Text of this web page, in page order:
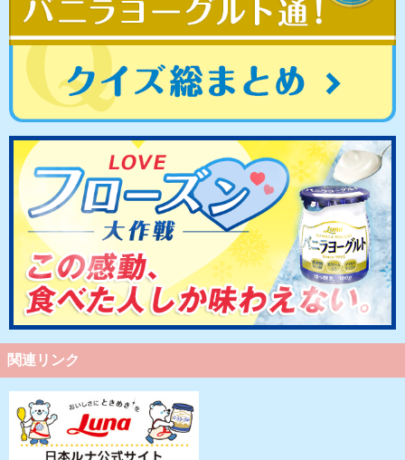
関連リンク